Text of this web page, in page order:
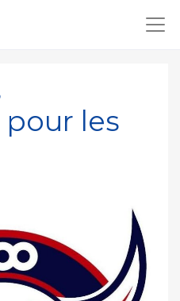
les